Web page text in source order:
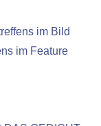
im Bild
im Feature